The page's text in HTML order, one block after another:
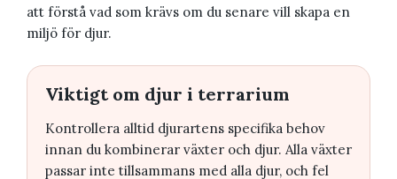
att förstå vad som krävs om du senare vill skapa en
miljö för djur.
Viktigt om djur i terrarium
Kontrollera alltid djurartens specifika behov
innan du kombinerar växter och djur. Alla växter
passar inte tillsammans med alla djur, och fel